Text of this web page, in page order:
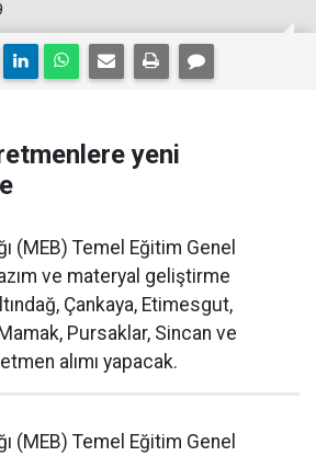
yeni
(MEB) Temel Eğitim Genel
ve materyal geliştirme
Çankaya, Etimesgut,
Pursaklar, Sincan ve
alımı yapacak.
(MEB) Temel Eğitim Genel